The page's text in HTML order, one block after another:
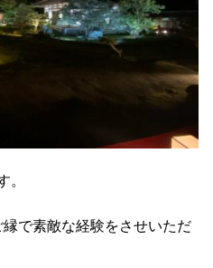
。
で素敵な経験をさせいただ